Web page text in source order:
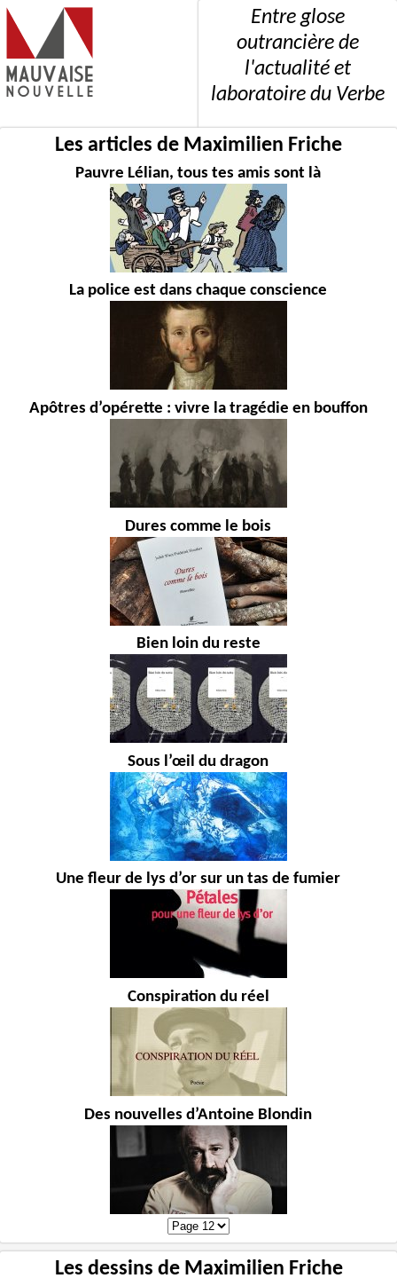
Entre glose
outrancière de
l'actualité et
laboratoire du Verbe
Les articles de Maximilien Friche
Pauvre Lélian, tous tes amis sont là
La police est dans chaque conscience
Apôtres d’opérette : vivre la tragédie en bouffon
Dures comme le bois
Bien loin du reste
Sous l’œil du dragon
Une fleur de lys d’or sur un tas de fumier
Conspiration du réel
Des nouvelles d’Antoine Blondin
Les dessins de Maximilien Friche